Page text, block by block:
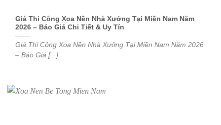
Giá Thi Công Xoa Nền Nhà Xưởng Tại Miền Nam Năm
2026 – Báo Giá Chi Tiết & Uy Tín
Giá Thi Công Xoa Nền Nhà Xưởng Tại Miền Nam Năm 2026
– Báo Giá [...]